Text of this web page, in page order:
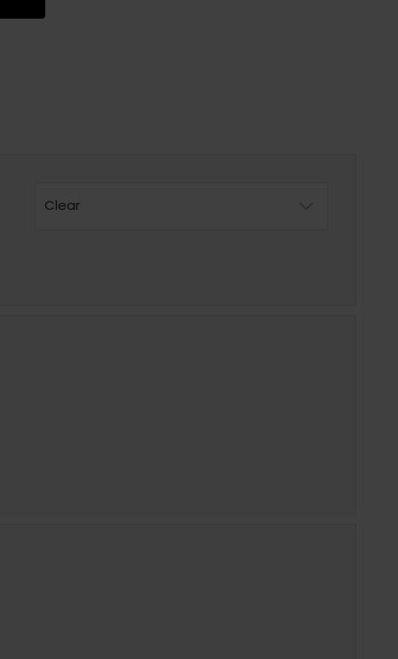
Clear